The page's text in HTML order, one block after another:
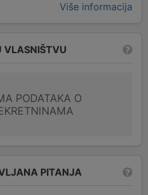
Više informacija
VLASNIŠTVU
PODATAKA O
PITANJA